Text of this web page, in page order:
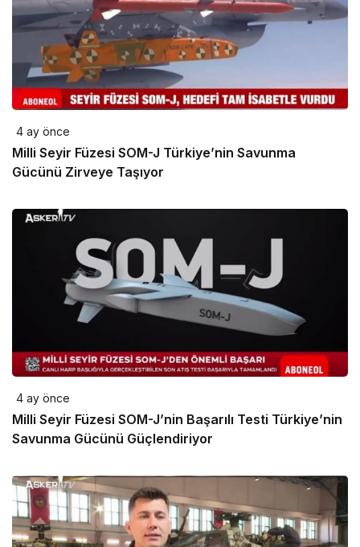
4 ay önce
Milli Seyir Füzesi SOM-J Türkiye’nin Savunma
Gücünü Zirveye Taşıyor
4 ay önce
Milli Seyir Füzesi SOM-J’nin Başarılı Testi Türkiye’nin
Savunma Gücünü Güçlendiriyor